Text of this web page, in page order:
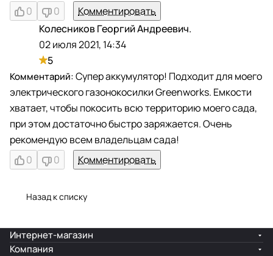
0
0 Комментировать
Колесников Георгий Андреевич.
02 июля 2021, 14:34
5
Супер аккумулятор! Подходит для моего
электрического газонокосилки Greenworks. Емкости
хватает, чтобы покосить всю территорию моего сада,
при этом достаточно быстро заряжается. Очень
рекомендую всем владельцам сада!
0
0 Комментировать
Назад к списку
Интернет-магазин
Компания